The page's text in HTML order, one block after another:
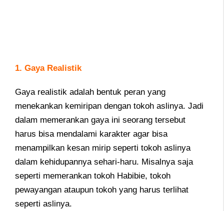
1. Gaya Realistik
Gaya realistik adalah bentuk peran yang
menekankan kemiripan dengan tokoh aslinya. Jadi
dalam memerankan gaya ini seorang tersebut
harus bisa mendalami karakter agar bisa
menampilkan kesan mirip seperti tokoh aslinya
dalam kehidupannya sehari-haru. Misalnya saja
seperti memerankan tokoh Habibie, tokoh
pewayangan ataupun tokoh yang harus terlihat
seperti aslinya.